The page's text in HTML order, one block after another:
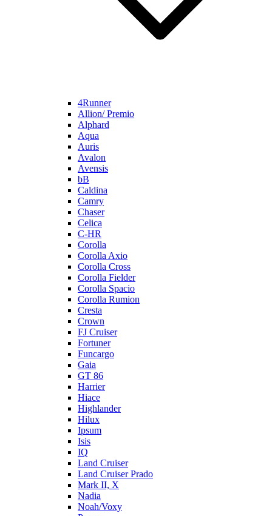
4Runner
Allion/ Premio
Alphard
Aqua
Auris
Avalon
Avensis
bB
Caldina
Camry
Chaser
Celica
C-HR
Corolla
Corolla Axio
Corolla Cross
Corolla Fielder
Corolla Spacio
Corolla Rumion
Cresta
Crown
FJ Cruiser
Fortuner
Funcargo
Gaia
GT 86
Harrier
Hiace
Highlander
Hilux
Ipsum
Isis
IQ
Land Cruiser
Land Cruiser Prado
Mark II, X
Nadia
Noah/Voxy